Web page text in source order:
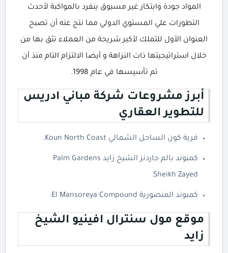
المواد جودة وابتكار غير مسبوق ينفرد بالمواكبة لأحدث
التطورات علي المستوي الدولي مما نتج عنه أن تصبح
العنوان الأول للتملك لأكبر شريحة من العملاء تثق بها من
خلال استراتيجيتها ذات النزاهة و أيضا الالتزام التام منذ أن
تم تأسيسها في عام 1998.
أبرز مشروعات شركة مباني ادريس
للتطوير العقاري
قرية كون الساحل الشمالي Koun North Coast.
كمبوند بالم جاردنز الشيخ زايد Palm Gardens
Sheikh Zayed.
كمبوند المنصورية El Mansoreya Compound.
موقع مول سنترال افينيو الشيخ
زايد